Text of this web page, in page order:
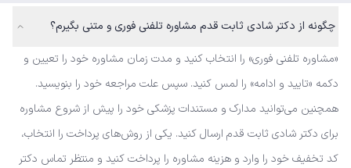
چگونه از دکتر شادی ثابت قدم مشاوره تلفنی فوری و متنی بگیرم؟
«مشاوره تلفنی فوری» را انتخاب کنید و مدت زمان مشاوره خود را تعیین و
دکمه «تایید و ادامه» را لمس کنید. سپس علت مراجعه خود را بنویسید.
همچنین می‌توانید مدارک و مستندات پزشکی خود را پیش از شروع مشاوره
برای دکتر شادی ثابت قدم ارسال کنید. یکی از روش‌های پرداخت را انتخاب،
کد تخفیف خود را وارد و هزینه مشاوره را پرداخت کنید و منتظر تماس دکتر